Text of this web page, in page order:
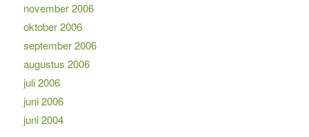
november 2006
oktober 2006
september 2006
augustus 2006
juli 2006
juni 2006
juni 2004